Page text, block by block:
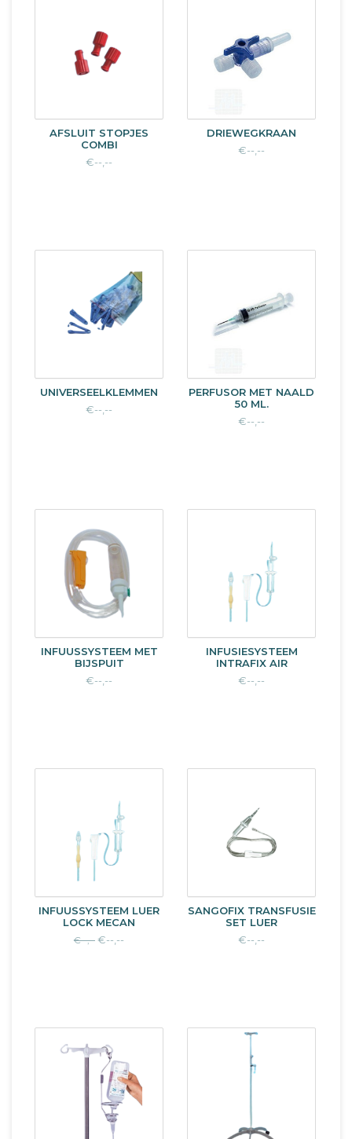
AFSLUIT STOPJES
COMBI
€--,--
DRIEWEGKRAAN
€--,--
UNIVERSEELKLEMMEN
€--,--
PERFUSOR MET NAALD
50 ML.
€--,--
INFUUSSYSTEEM MET
BIJSPUIT
€--,--
INFUSIESYSTEEM
INTRAFIX AIR
€--,--
INFUUSSYSTEEM LUER
LOCK MECAN
€--,-- €--,--
SANGOFIX TRANSFUSIE
SET LUER
€--,--